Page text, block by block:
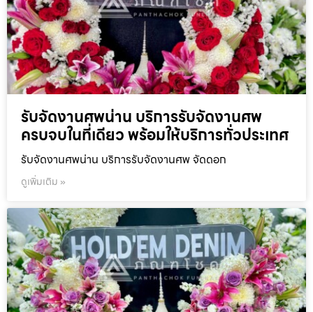
รับจัดงานศพน่าน บริการรับจัดงานศพ
ครบจบในที่เดียว พร้อมให้บริการทั่วประเทศ
รับจัดงานศพน่าน บริการรับจัดงานศพ จัดดอก
ดูเพิ่มเติม »